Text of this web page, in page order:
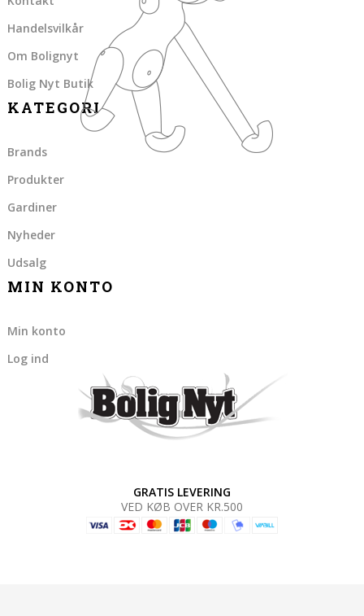
Handelsvilkår
Om Bolignyt
Bolig Nyt Butik
KATEGORI
Brands
Produkter
Gardiner
Nyheder
Udsalg
MIN KONTO
Min konto
Log ind
GRATIS LEVERING
VED KØB OVER KR.500